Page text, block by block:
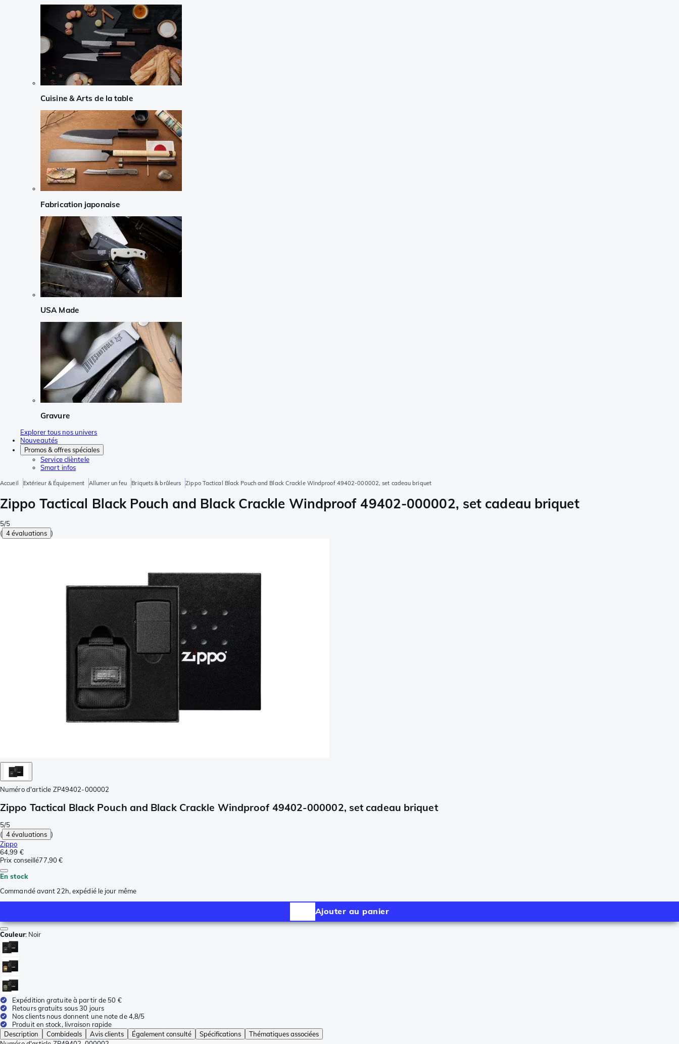
Cuisine & Arts de la table
Fabrication japonaise
USA Made
Gravure
Explorer tous nos univers
Nouveautés
Promos & offres spéciales
Service clièntele
Smart infos
Accueil Extérieur & Équipement Allumer un feu Briquets & brûleurs Zippo Tactical Black Pouch and Black Crackle Windproof 49402-000002, set cadeau briquet
Zippo Tactical Black Pouch and Black Crackle Windproof 49402-000002, set cadeau briquet
5/5
( 4 évaluations )
Numéro d'article ZP49402-000002
Zippo Tactical Black Pouch and Black Crackle Windproof 49402-000002, set cadeau briquet
5/5
( 4 évaluations )
Zippo
64,99 €
Prix conseillé77,90 €
En stock
Commandé avant 22h, expédié le jour même
Ajouter au panier
Couleur: Noir
Expédition gratuite à partir de 50 €
Retours gratuits sous 30 jours
Nos clients nous donnent une note de 4,8/5
Produit en stock, livraison rapide
Description
Combideals Avis clients Également consulté Spécifications
Thématiques associées